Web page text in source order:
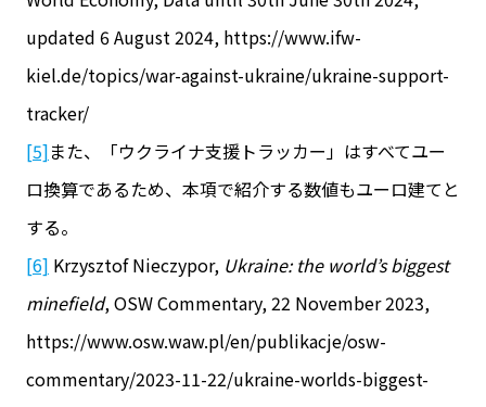
updated 6 August 2024, https://www.ifw-
kiel.de/topics/war-against-ukraine/ukraine-support-
tracker/
[5]また、「ウクライナ支援トラッカー」はすべてユー
ロ換算であるため、本項で紹介する数値もユーロ建てと
する。
[6] Krzysztof Nieczypor, Ukraine: the world’s biggest
minefield, OSW Commentary, 22 November 2023,
https://www.osw.waw.pl/en/publikacje/osw-
commentary/2023-11-22/ukraine-worlds-biggest-